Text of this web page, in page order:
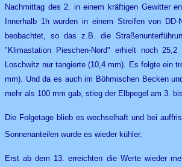
Nachmittag des 2. in einem kräftigen Gewitter
Innerhalb 1h wurden in einem Streifen von
beobachtet, so das z.B. die
"Klimastation Pieschen-Nord" erhielt noch
Loschwitz nur tangierte (10,4 mm). Es folgte ein
mm). Und da es auch im Böhmischen Becken
mehr als 100 mm gab, stieg der Elbpegel am 3.
Die Folgetage blieb es wechselhaft und bei
Sonnenanteilen wurde es wieder kühler.
Erst ab dem 13. erreichten die Werte wieder